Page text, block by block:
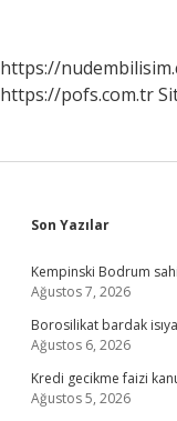
https://
https://pofs.com.tr
Sidebar
Son Yazılar
Kempinski Bodrum
Ağustos 7, 2026
Borosilikat bardak isıya
Ağustos 6, 2026
Kredi gecikme faizi
Ağustos 5, 2026